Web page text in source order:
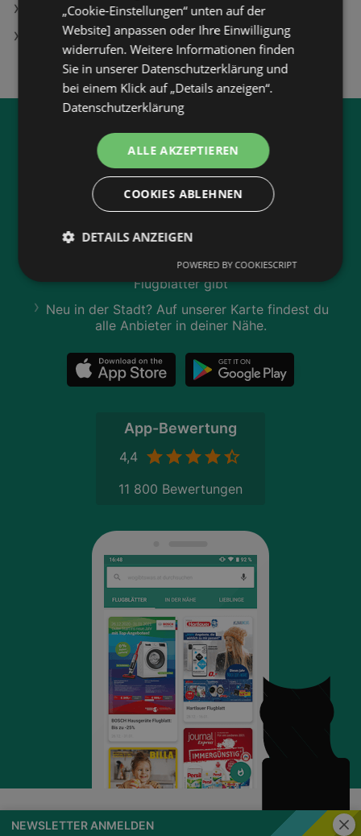
NEWSLETTER ANMELDEN
SodaStream in Eggersdorf bei Graz
Magnetschiene Angebote
Jetzt unserewogibtswas.at
App runterladen:
Filtere nach Branchen und stöbere in Produkten
und Flugblättern
Plane deinen Einkauf mit unserem Merkzettel
Lasse dich benachrichtigen, wenn es neue
Flugblätter gibt
Neu in der Stadt? Auf unserer Karte findest du
alle Anbieter in deiner Nähe.
App-Bewertung
4,4
11 800 Bewertungen
wogibtswas.at Impressum
„Cookie-Einstellungen“ unten auf der
Website] anpassen oder Ihre Einwilligung
widerrufen. Weitere Informationen finden
Sie in unserer Datenschutzerklärung und
bei einem Klick auf „Details anzeigen“.
Datenschutzerklärung
ALLE AKZEPTIEREN
COOKIES ABLEHNEN
DETAILS ANZEIGEN
POWERED BY COOKIESCRIPT